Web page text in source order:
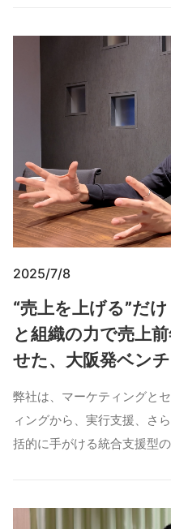
2025/7/8
“売上を上げる”だ
と組織の力で売上
せた、大阪発ベン
弊社は、マーケティングと
ィングから、実行支援、さ
括的に手がける統合支援型の